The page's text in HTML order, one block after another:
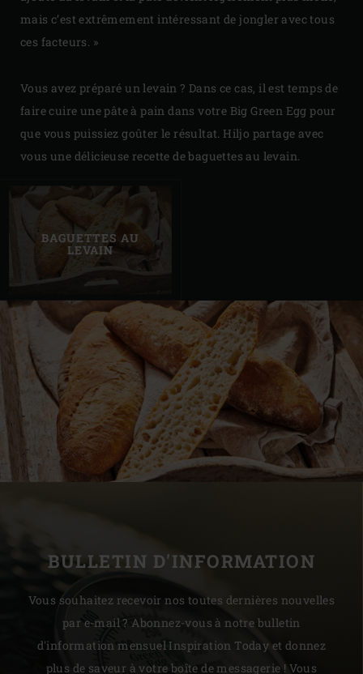
mais c’est extrêmement intéressant de jongler avec tous
ces facteurs. »
Vous avez préparé un levain ? Dans ce cas, il est temps de
faire cuire une pâte à pain dans votre Big Green Egg pour
que vous puissiez goûter le résultat. Hiljo partage avec
vous une délicieuse recette de baguettes au levain.
BAGUETTES AU
LEVAIN
BULLETIN D'INFORMATION
Vous souhaitez recevoir nos toutes dernières nouvelles
par e-mail ? Abonnez-vous à notre bulletin
d'information mensuel Inspiration Today et donnez
plus de saveur à votre boîte de messagerie ! Vous